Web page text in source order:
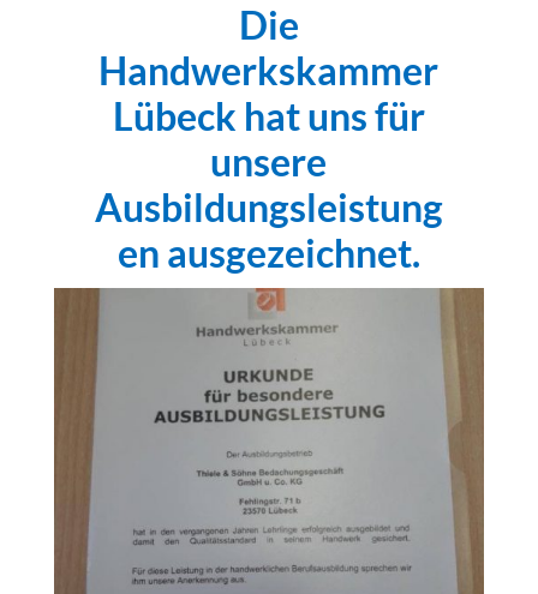
Die
Handwerkskammer
Lübeck hat uns für
unsere
Ausbildungsleistung
en ausgezeichnet.